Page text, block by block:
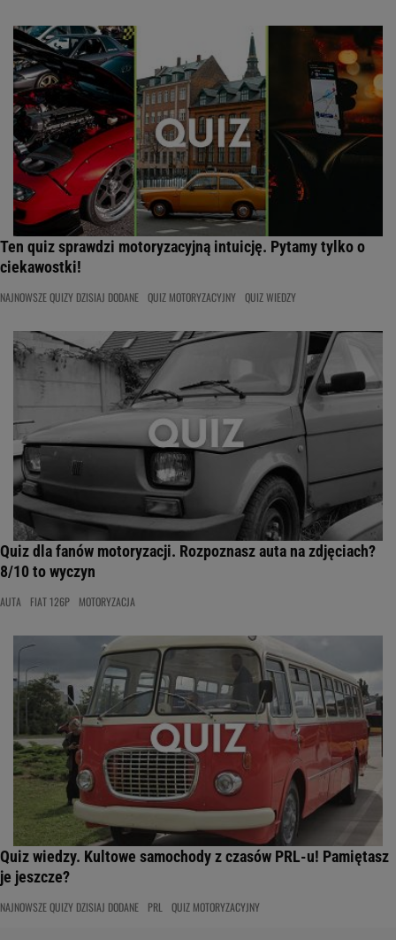
Ten quiz sprawdzi motoryzacyjną intuicję. Pytamy tylko o
ciekawostki!
NAJNOWSZE QUIZY DZISIAJ DODANE QUIZ MOTORYZACYJNY QUIZ WIEDZY
Quiz dla fanów motoryzacji. Rozpoznasz auta na zdjęciach?
8/10 to wyczyn
AUTA FIAT 126P MOTORYZACJA
Quiz wiedzy. Kultowe samochody z czasów PRL-u! Pamiętasz
je jeszcze?
NAJNOWSZE QUIZY DZISIAJ DODANE PRL QUIZ MOTORYZACYJNY